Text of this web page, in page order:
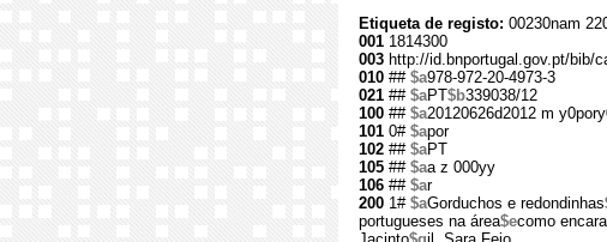
Etiqueta de registo: 00230nam
001 1814300
003 http://id.bnportugal.gov.pt/bib/
010 ## $a978-972-20-4973-3
021 ## $aPT$b339038/12
100 ## $a20120626d2012 m
101 0# $apor
102 ## $aPT
105 ## $aa z 000yy
106 ## $ar
200 1# $aGorduchos e redondinhas
portugueses na área$ecomo